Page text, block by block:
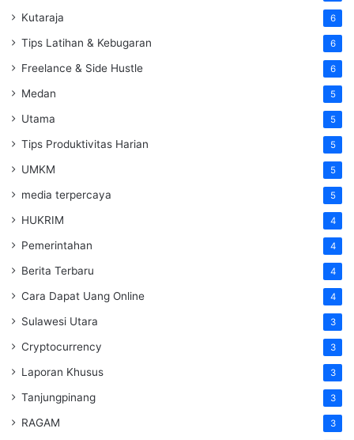
Kutaraja 6
Tips Latihan & Kebugaran 6
Freelance & Side Hustle 6
Medan 5
Utama 5
Tips Produktivitas Harian 5
UMKM 5
media terpercaya 5
HUKRIM 4
Pemerintahan 4
Berita Terbaru 4
Cara Dapat Uang Online 4
Sulawesi Utara 3
Cryptocurrency 3
Laporan Khusus 3
Tanjungpinang 3
RAGAM 3